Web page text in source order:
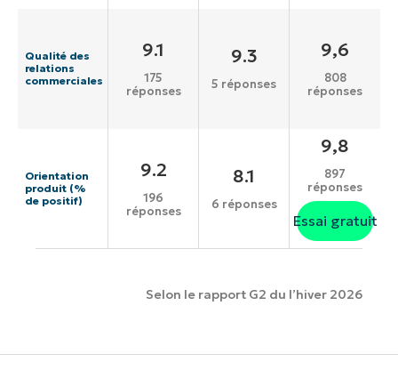
Qualité des
relations
commerciales
9.1
175
réponses
9.3
5 réponses
9,6
808
réponses
Orientation
produit (%
de positif)
9.2
196
réponses
8.1
6 réponses
9,8
897
réponses
Essai gratuit
Selon le rapport G2 du l’hiver 2026